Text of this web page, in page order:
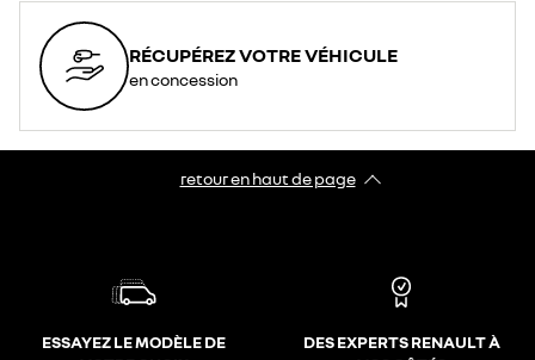
RÉCUPÉREZ VOTRE VÉHICULE
en concession
retour en haut de page​
ESSAYEZ LE MODÈLE DE
DES EXPERTS RENAULT À